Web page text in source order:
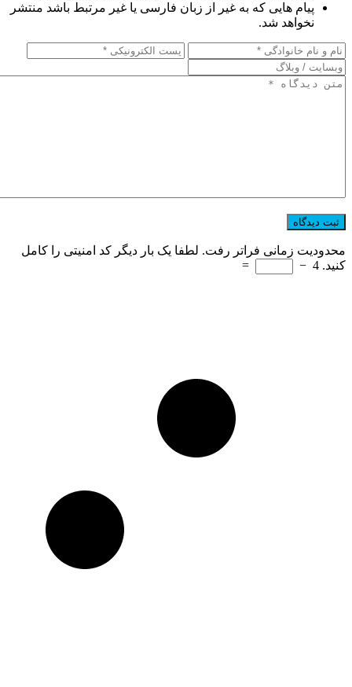
پیام هایی که به غیر از زبان فارسی یا غیر مرتبط باشد منتشر
نخواهد شد.
محدودیت زمانی فراتر رفت. لطفا یک بار دیگر کد امنیتی را کامل
کنید. 4
−
=